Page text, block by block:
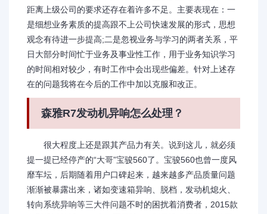
距离上级公司的要求还存在着许多不足。主要表现在：一
是细想业务素质的提高跟不上公司快速发展的形式，思想
观念有待进一步提高;二是忽视业务与学习的两者关系，平
日大部分时间忙于业务及事业性工作，用于业务知识学习
的时间相对较少，有时工作中会出现些偏差。针对上述存
在的问题我将在今后的工作中加以克服和改正。
森雅R7发动机异响怎么处理？
很大程度上还是跟其产品力有关。说到这儿，就必须
提一提已经停产的“大哥”宝骏560了。宝骏560也曾一度风
靡车坛，后期随着用户口碑起来，越来越多产品质量问题
渐渐被暴露出来，诸如变速箱异响、脱档，发动机熄火、
转向系统异响等三大件问题不时的困扰着消费者，2015款